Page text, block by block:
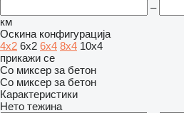
–
км
Оскина конфигурација
4x2 6x2 6x4 8x4 10x4
прикажи се
Со миксер за бетон
Со миксер за бетон
Карактеристики
Нето тежина